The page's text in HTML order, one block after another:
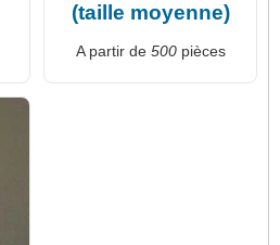
(taille moyenne)
A partir de 500pièces